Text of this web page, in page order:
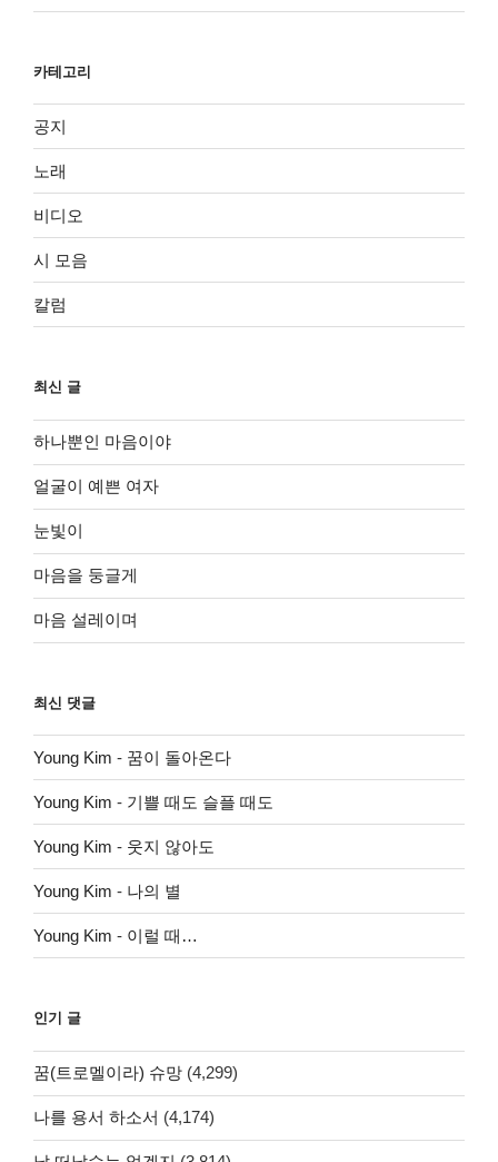
카테고리
공지
노래
비디오
시 모음
칼럼
최신 글
하나뿐인 마음이야
얼굴이 예쁜 여자
눈빛이
마음을 둥글게
마음 설레이며
최신 댓글
Young Kim - 꿈이 돌아온다
Young Kim - 기쁠 때도 슬플 때도
Young Kim - 웃지 않아도
Young Kim - 나의 별
Young Kim - 이럴 때…
인기 글
꿈(트로멜이라) 슈망 (4,299)
나를 용서 하소서 (4,174)